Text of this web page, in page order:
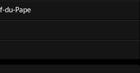
du-Pape